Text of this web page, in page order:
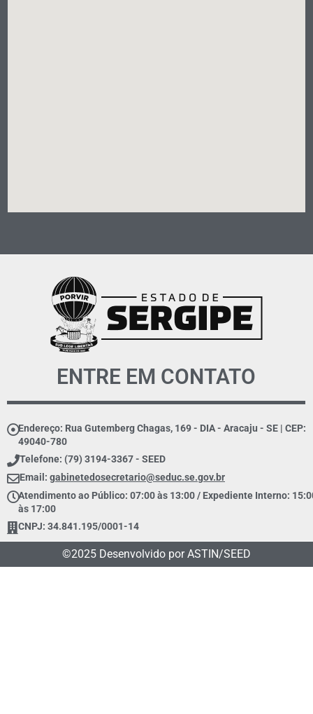
ENTRE EM CONTATO
Endereço: Rua Gutemberg Chagas, 169 - DIA - Aracaju - SE | CEP:
49040-780
Telefone: (79) 3194-3367 - SEED
Email: gabinetedosecretario@seduc.se.gov.br
Atendimento ao Público: 07:00 às 13:00 / Expediente Interno:
às 17:00
CNPJ: 34.841.195/0001-14
©2025 Desenvolvido por ASTIN/SEED